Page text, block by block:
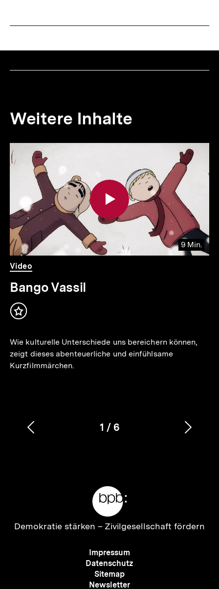
Weitere Inhalte
Inhaltskarousell
für
weitere
Inhalte
Inhaltskarussell
überspringen
9 Min.
Video
Dauer
9
Min.
Video
Bango Vassil
Inhalt
Wie kulturelle Unterschiede uns bereichern können,
zeigt dieses abenteuerliche und einfühlsame
Kurzfilmmärchen.
Karussellinhalt
1
von
/ 6
Vorherigen
Zur
Demokratie stärken – Zivilgesellschaft fördern
Meta-
Navigation
Impressum
Datenschutz
Sitemap
Newsletter